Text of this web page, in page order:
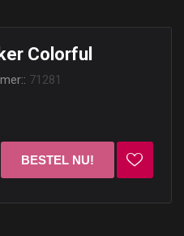
Colorful
71281